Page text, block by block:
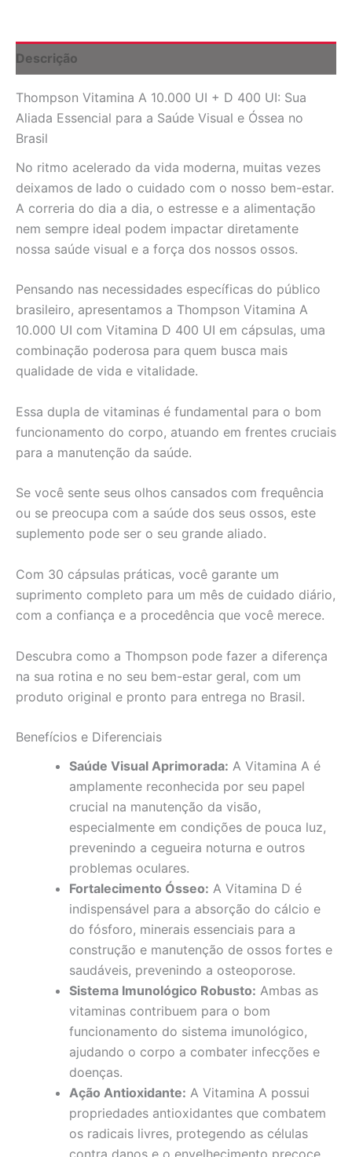
Thompson
-
Cápsulas
para
Visual
e
Óssea
quantidade
Descrição
Thompson Vitamina A 10.000 UI + D 400 UI: Sua
Aliada Essencial para a Saúde Visual e Óssea no
Brasil
No ritmo acelerado da vida moderna, muitas vezes
deixamos de lado o cuidado com o nosso bem-estar.
A correria do dia a dia, o estresse e a alimentação
nem sempre ideal podem impactar diretamente
nossa saúde visual e a força dos nossos ossos.
Pensando nas necessidades específicas do público
brasileiro, apresentamos a Thompson Vitamina A
10.000 UI com Vitamina D 400 UI em cápsulas, uma
combinação poderosa para quem busca mais
qualidade de vida e vitalidade.
Essa dupla de vitaminas é fundamental para o bom
funcionamento do corpo, atuando em frentes cruciais
para a manutenção da saúde.
Se você sente seus olhos cansados com frequência
ou se preocupa com a saúde dos seus ossos, este
suplemento pode ser o seu grande aliado.
Com 30 cápsulas práticas, você garante um
suprimento completo para um mês de cuidado diário,
com a confiança e a procedência que você merece.
Descubra como a Thompson pode fazer a diferença
na sua rotina e no seu bem-estar geral, com um
produto original e pronto para entrega no Brasil.
Benefícios e Diferenciais
Saúde Visual Aprimorada: A Vitamina A é
amplamente reconhecida por seu papel
crucial na manutenção da visão,
especialmente em condições de pouca luz,
prevenindo a cegueira noturna e outros
problemas oculares.
Fortalecimento Ósseo: A Vitamina D é
indispensável para a absorção do cálcio e
do fósforo, minerais essenciais para a
construção e manutenção de ossos fortes e
saudáveis, prevenindo a osteoporose.
Sistema Imunológico Robusto: Ambas as
vitaminas contribuem para o bom
funcionamento do sistema imunológico,
ajudando o corpo a combater infecções e
doenças.
Ação Antioxidante: A Vitamina A possui
propriedades antioxidantes que combatem
os radicais livres, protegendo as células